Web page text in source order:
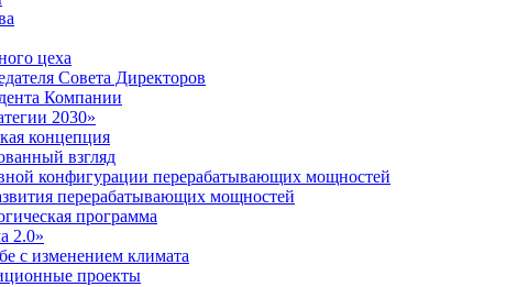
цеха
Совета Директоров
Компании
2030»
концепция
взгляд
конфигурации перерабатывающих мощностей
перерабатывающих мощностей
программа
2.0»
с изменением климата
проекты